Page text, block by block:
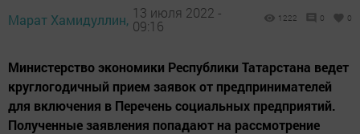
Марат Хамидуллин, 13 июля 2022 -
09:16
1222 0 0
Министерство экономики Республики Татарстана ведет
круглогодичный прием заявок от предпринимателей
для включения в Перечень социальных предприятий.
Полученные заявления попадают на рассмотрение